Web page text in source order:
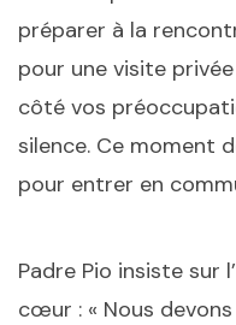
préparer à la
pour une visite
côté vos
silence. Ce moment
pour entrer en
Padre Pio insiste sur
cœur : « Nous